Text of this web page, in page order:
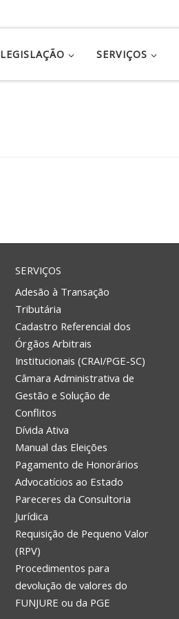
LEGISLAÇÃO SERVIÇOS
SERVIÇOS
Adesão à Transação
Tributária
Cadastro Referencial dos
Órgãos Arbitrais
Institucionais (CRAI/PGE-SC)
Câmara Administrativa de
Gestão e Solução de
Conflitos
Dívida Ativa
Manual das Eleições
Pagamento de Honorários
Advocatícios ao Estado
Pareceres da Consultoria
Jurídica
Requisição de Pequeno Valor
(RPV)
Procedimentos para
devolução de valores do
FUNJURE ou da PGE